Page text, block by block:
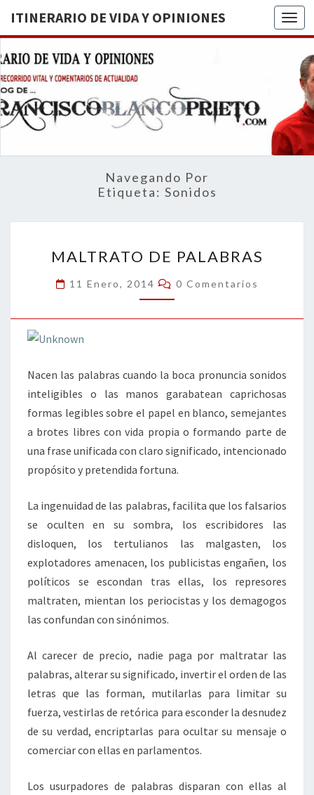
ITINERARIO DE VIDA Y OPINIONES
DE
BREVE
RECORRIDO
VITAL Y
ACTUALIDAD
Navegando Por
Etiqueta: Sonidos
DE
PALABRAS
MALTRATO DE PALABRAS
11 Enero, 2014 Comentarios
0 Comentarios
Nacen las palabras cuando la boca pronuncia sonidos
inteligibles o las manos garabatean caprichosas
formas legibles sobre el papel en blanco, semejantes
a brotes libres con vida propia o formando parte de
una frase unificada con claro significado, intencionado
propósito y pretendida fortuna.
La ingenuidad de las palabras, facilita que los falsarios
se oculten en su sombra, los escribidores las
disloquen, los tertulianos las malgasten, los
explotadores amenacen, los publicistas engañen, los
políticos se escondan tras ellas, los represores
maltraten, mientan los periocistas y los demagogos
las confundan con sinónimos.
Al carecer de precio, nadie paga por maltratar las
palabras, alterar su significado, invertir el orden de las
letras que las forman, mutilarlas para limitar su
fuerza, vestirlas de retórica para esconder la desnudez
de su verdad, encriptarlas para ocultar su mensaje o
comerciar con ellas en parlamentos.
Los usurpadores de palabras disparan con ellas al